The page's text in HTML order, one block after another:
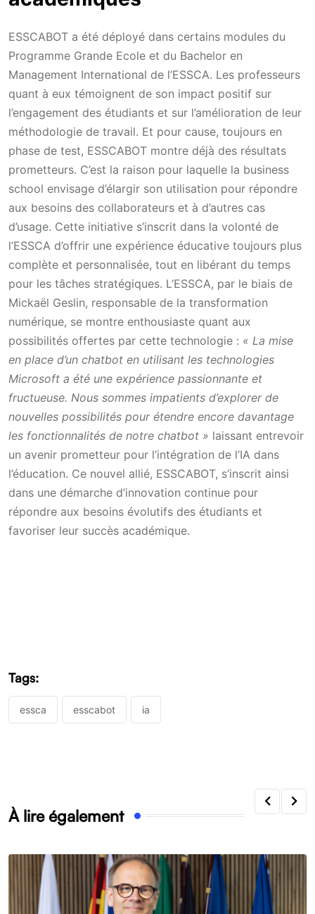
ESSCABOT a été déployé dans certains modules du
Programme Grande Ecole et du Bachelor en
Management International de l’ESSCA. Les professeurs
quant à eux témoignent de son impact positif sur
l’engagement des étudiants et sur l’amélioration de leur
méthodologie de travail. Et pour cause, toujours en
phase de test, ESSCABOT montre déjà des résultats
prometteurs. C’est la raison pour laquelle la business
school envisage d’élargir son utilisation pour répondre
aux besoins des collaborateurs et à d’autres cas
d’usage. Cette initiative s’inscrit dans la volonté de
l’ESSCA d’offrir une expérience éducative toujours plus
complète et personnalisée, tout en libérant du temps
pour les tâches stratégiques. L’ESSCA, par le biais de
Mickaël Geslin, responsable de la transformation
numérique, se montre enthousiaste quant aux
possibilités offertes par cette technologie : « La mise
en place d’un chatbot en utilisant les technologies
Microsoft a été une expérience passionnante et
fructueuse. Nous sommes impatients d’explorer de
nouvelles possibilités pour étendre encore davantage
les fonctionnalités de notre chatbot » laissant entrevoir
un avenir prometteur pour l’intégration de l’IA dans
l’éducation. Ce nouvel allié, ESSCABOT, s’inscrit ainsi
dans une démarche d’innovation continue pour
répondre aux besoins évolutifs des étudiants et
favoriser leur succès académique.
Tags:
essca esscabot ia
À lire également